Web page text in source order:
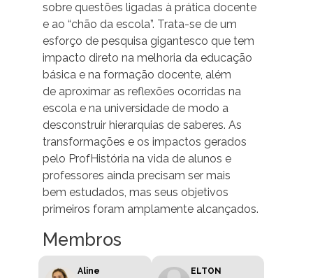
sobre questões ligadas à prática docente
e ao “chão da escola”. Trata-se de um
esforço de pesquisa gigantesco que tem
impacto direto na melhoria da educação
básica e na formação docente, além
de aproximar as reflexões ocorridas na
escola e na universidade de modo a
desconstruir hierarquias de saberes. As
transformações e os impactos gerados
pelo ProfHistória na vida de alunos e
professores ainda precisam ser mais
bem estudados, mas seus objetivos
primeiros foram amplamente alcançados.
Membros
Aline
ELTON